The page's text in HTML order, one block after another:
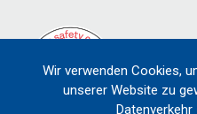
Wir verwenden Cookies,
unserer Website zu
Datenverkehr